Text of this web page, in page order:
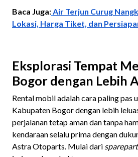
Baca Juga: Air Terjun Curug
Lokasi, Harga Tiket, dan
Eksplorasi Tempat
Bogor dengan Lebih
Rental mobil adalah cara paling pas
Kabupaten Bogor dengan lebih
perjalanan tetap aman dan tanpa
kendaraan selalu prima dengan
Astra Otoparts. Mulai dari sparepart